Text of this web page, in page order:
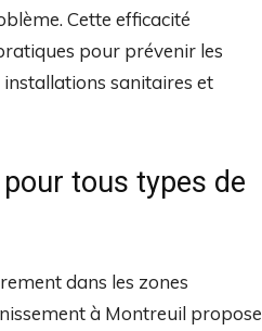
Cette efficacité
pour prévenir les
sanitaires et
tous types de
dans les zones
à Montreuil propose